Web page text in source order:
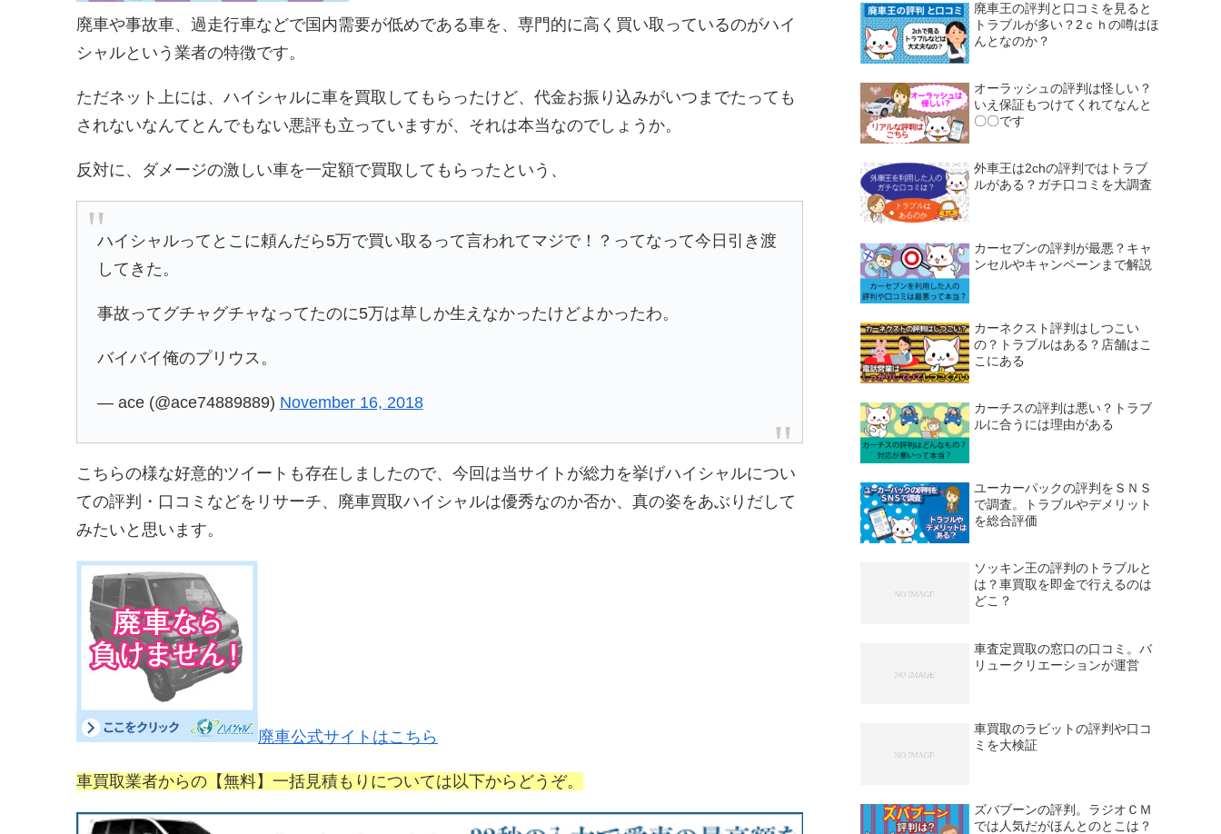
廃車や事故車、過走行車などで国内需要が低めである車を、専門的に高く買い取っているのがハイ
シャルという業者の特徴です。
ただネット上には、ハイシャルに車を買取してもらったけど、代金お振り込みがいつまでたっても
されないなんてとんでもない悪評も立っていますが、それは本当なのでしょうか。
反対に、ダメージの激しい車を一定額で買取してもらったという、
ハイシャルってとこに頼んだら5万で買い取るって言われてマジで！？ってなって今日引き渡
してきた。
事故ってグチャグチャなってたのに5万は草しか生えなかったけどよかったわ。
バイバイ俺のプリウス。
— ace (@ace74889889) November 16, 2018
こちらの様な好意的ツイートも存在しましたので、今回は当サイトが総力を挙げハイシャルについ
ての評判・口コミなどをリサーチ、廃車買取ハイシャルは優秀なのか否か、真の姿をあぶりだして
みたいと思います。
廃車公式サイトはこちら
車買取業者からの【無料】一括見積もりについては以下からどうぞ。
廃車王の評判と口コミを見ると
トラブルが多い？2ｃｈの噂はほ
んとなのか？
オーラッシュの評判は怪しい？
いえ保証もつけてくれてなんと
〇〇です
外車王は2chの評判ではトラブ
ルがある？ガチ口コミを大調査
カーセブンの評判が最悪？キャ
ンセルやキャンペーンまで解説
カーネクスト評判はしつこい
の？トラブルはある？店舗はこ
こにある
カーチスの評判は悪い？トラブ
ルに合うには理由がある
ユーカーパックの評判をＳＮＳ
で調査。トラブルやデメリット
を総合評価
ソッキン王の評判のトラブルと
は？車買取を即金で行えるのは
どこ？
車査定買取の窓口の口コミ。バ
リュークリエーションが運営
車買取のラビットの評判や口コ
ミを大検証
ズバブーンの評判。ラジオＣＭ
では人気だがほんとのとこは？